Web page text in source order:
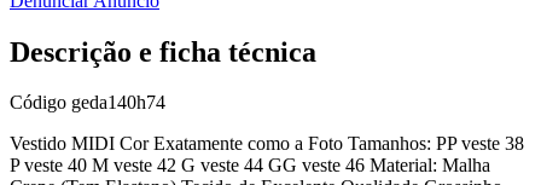
Descrição e ficha técnica
Código geda140h74
Vestido MIDI Cor Exatamente como a Foto Tamanhos: PP veste 38
P veste 40 M veste 42 G veste 44 GG veste 46 Material: Malha